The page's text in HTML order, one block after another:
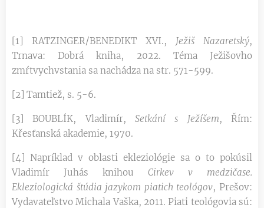
[1] RATZINGER/BENEDIKT XVI., Ježiš Nazaretský,
Trnava: Dobrá kniha, 2022. Téma Ježišovho
zmŕtvychvstania sa nachádza na str. 571-599.
[2] Tamtiež, s. 5-6.
[3] BOUBLÍK, Vladimír, Setkání s Ježíšem, Řím:
Křesťanská akademie, 1970.
[4] Napríklad v oblasti ekleziológie sa o to pokúsil
Vladimír Juhás knihou Cirkev v medzičase.
Ekleziologická štúdia jazykom piatich teológov, Prešov:
Vydavateľstvo Michala Vaška, 2011. Piati teológovia sú: